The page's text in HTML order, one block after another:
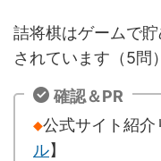
詰将棋はゲームで
されています（5問
確認＆PR
◆公式サイト紹介
ル】